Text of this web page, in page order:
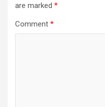
are marked *
Comment *